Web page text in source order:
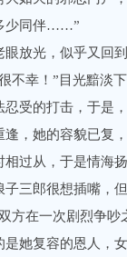
少同伴……”
光，似乎又回到
幸！”目光黯淡下
忍受的打击，于是
逢，她的容貌已复
相过从，于是情海
郎很想插嘴，但
在一次剧烈争吵
是她复容的恩人，